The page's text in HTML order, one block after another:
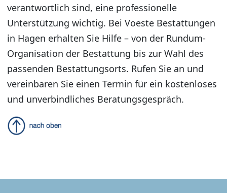
verantwortlich sind, eine professionelle
Unterstützung wichtig. Bei Voeste Bestattungen
in Hagen erhalten Sie Hilfe – von der Rundum-
Organisation der Bestattung bis zur Wahl des
passenden Bestattungsorts. Rufen Sie an und
vereinbaren Sie einen Termin für ein kostenloses
und unverbindliches Beratungsgespräch.